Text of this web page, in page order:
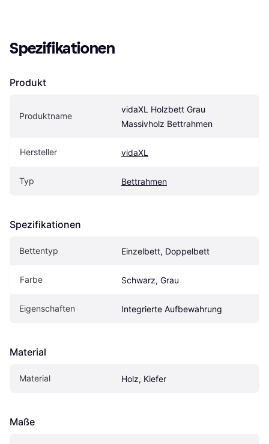
Spezifikationen
Produkt
Produktname
vidaXL Holzbett Grau
Massivholz Bettrahmen
Hersteller vidaXL
Typ Bettrahmen
Spezifikationen
Bettentyp Einzelbett, Doppelbett
Farbe Schwarz, Grau
Eigenschaften Integrierte Aufbewahrung
Material
Material Holz, Kiefer
Maße